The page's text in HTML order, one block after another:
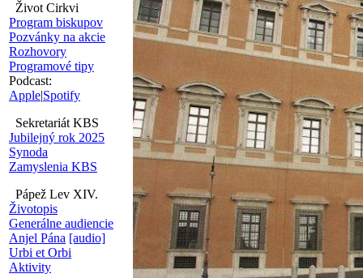
Život Cirkvi
Program biskupov
Pozvánky na akcie
Rozhovory
Programové tipy
Podcast:
Apple|Spotify
Sekretariát KBS
Jubilejný rok 2025
Synoda
Zamyslenia KBS
Pápež Lev XIV.
Životopis
Generálne audiencie
Anjel Pána [audio]
Urbi et Orbi
Aktivity